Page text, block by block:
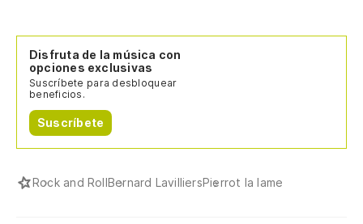
Disfruta de la música con
opciones exclusivas
Suscríbete para desbloquear
beneficios.
Suscríbete
Rock and RollBernard LavilliersPierrot la lame